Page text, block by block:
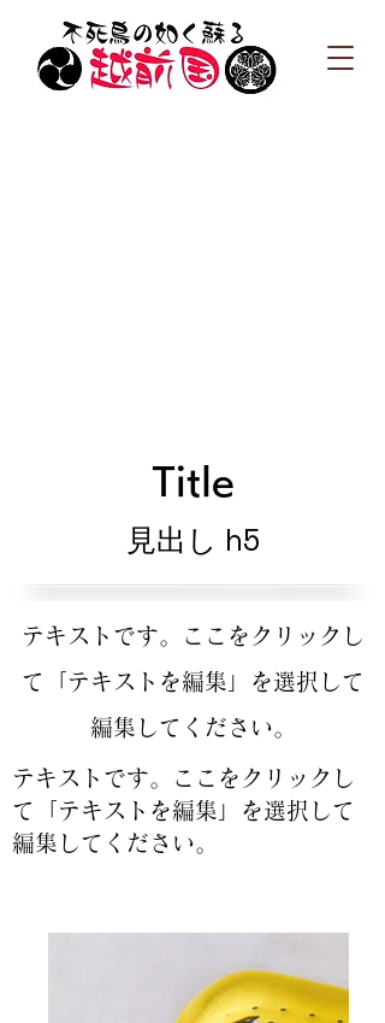
Title
見出し h5
テキストです。ここをクリックし
て「テキストを編集」を選択して
編集してください。
テキストです。ここをクリックし
て「テキストを編集」を選択して
編集してください。